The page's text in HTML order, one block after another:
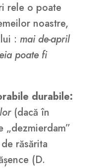
rele o poate
noastre,
: mai de-april
poate fi
durabile:
(dacă în
„dezmierdam”
răsărita
(D.